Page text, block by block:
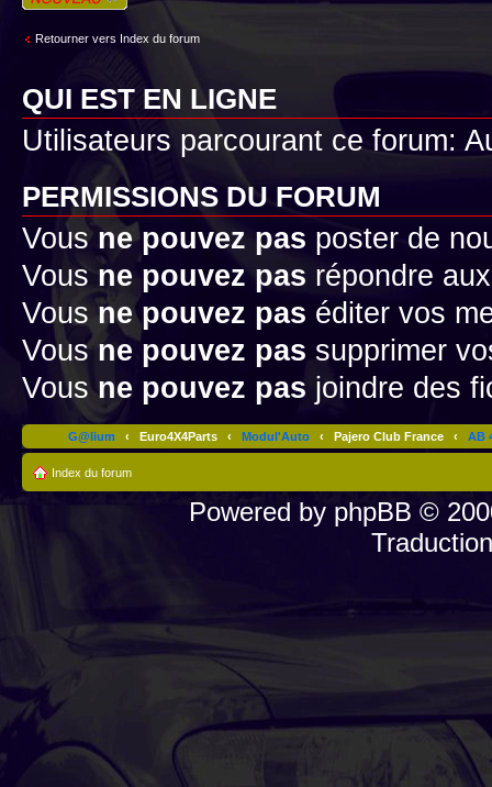
Retourner vers Index du forum
QUI EST EN LIGNE
Utilisateurs parcourant ce forum:
PERMISSIONS DU FORUM
Vousne pouvez pas poster de
Vous ne pouvez pas répondre
Vousne pouvez pas éditer vos
Vousne pouvez pas supprimer
Vousne pouvez pas joindre des
G@lium ‹ Euro4X4Parts ‹ Modul'Auto ‹ Pajero Club France ‹ AB
Index du forum
Powered by phpBB ©